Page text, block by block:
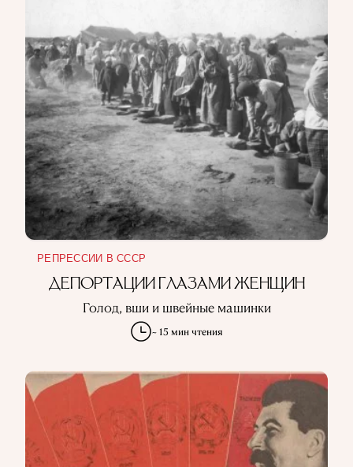
РЕПРЕССИИ В СССР
ДЕПОРТАЦИИ ГЛАЗАМИ ЖЕНЩИН
Голод, вши и швейные машинки
~ 15 мин чтения